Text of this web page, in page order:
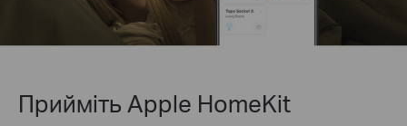
Прийміть Apple HomeKit